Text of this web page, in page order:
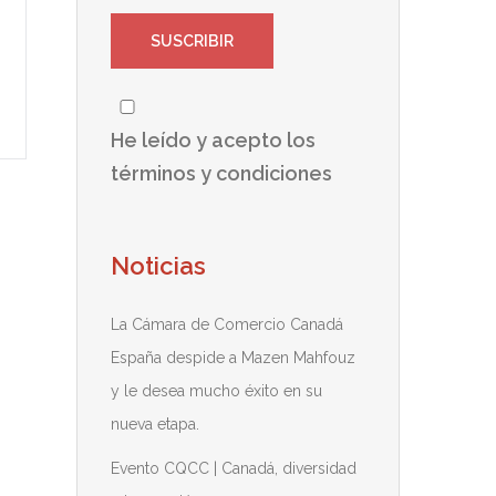
He leído y acepto los
términos y condiciones
Noticias
La Cámara de Comercio Canadá
España despide a Mazen Mahfouz
y le desea mucho éxito en su
nueva etapa.
Evento CQCC | Canadá, diversidad